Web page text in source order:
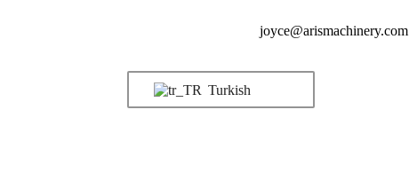
joyce@arismachinery.com
Turkish